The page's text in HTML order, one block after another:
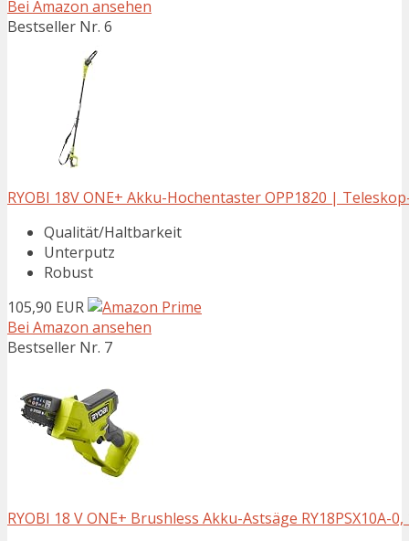
Bei Amazon ansehen
Bestseller Nr. 6
RYOBI 18V ONE+ Akku-Hochentaster OPP1820 |
Qualität/Haltbarkeit
Unterputz
Robust
105,90 EUR
Bei Amazon ansehen
Bestseller Nr. 7
RYOBI 18 V ONE+ Brushless Akku-Astsäge RY18PSX10A-